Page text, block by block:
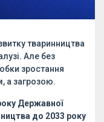
тваринництва
Але без
зростання
а загрозою.
Державної
до 2033 року